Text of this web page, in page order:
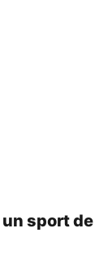
sport de